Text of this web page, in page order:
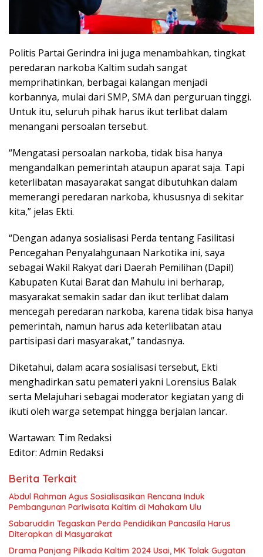
Politis Partai Gerindra ini juga menambahkan, tingkat
peredaran narkoba Kaltim sudah sangat
memprihatinkan, berbagai kalangan menjadi
korbannya, mulai dari SMP, SMA dan perguruan tinggi.
Untuk itu, seluruh pihak harus ikut terlibat dalam
menangani persoalan tersebut.
“Mengatasi persoalan narkoba, tidak bisa hanya
mengandalkan pemerintah ataupun aparat saja. Tapi
keterlibatan masayarakat sangat dibutuhkan dalam
memerangi peredaran narkoba, khususnya di sekitar
kita,” jelas Ekti.
“Dengan adanya sosialisasi Perda tentang Fasilitasi
Pencegahan Penyalahgunaan Narkotika ini, saya
sebagai Wakil Rakyat dari Daerah Pemilihan (Dapil)
Kabupaten Kutai Barat dan Mahulu ini berharap,
masyarakat semakin sadar dan ikut terlibat dalam
mencegah peredaran narkoba, karena tidak bisa hanya
pemerintah, namun harus ada keterlibatan atau
partisipasi dari masyarakat,” tandasnya.
Diketahui, dalam acara sosialisasi tersebut, Ekti
menghadirkan satu pemateri yakni Lorensius Balak
serta Melajuhari sebagai moderator kegiatan yang di
ikuti oleh warga setempat hingga berjalan lancar.
Wartawan: Tim Redaksi
Editor: Admin Redaksi
Berita Terkait
Abdul Rahman Agus Sosialisasikan Rencana Induk
Pembangunan Pariwisata Kaltim di Mahakam Ulu
Sabaruddin Tegaskan Perda Pendidikan Pancasila Harus
Diterapkan di Masyarakat
Drama Panjang Pilkada Kaltim 2024 Usai, MK Tolak Gugatan